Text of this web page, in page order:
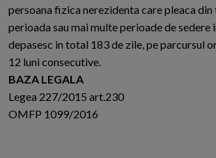
persoana fizica nerezidenta care pleaca din
perioada sau mai multe perioade de sedere
depasesc in total 183 de zile, pe parcursul
12 luni consecutive.
BAZA LEGALA
Legea 227/2015 art.230
OMFP 1099/2016